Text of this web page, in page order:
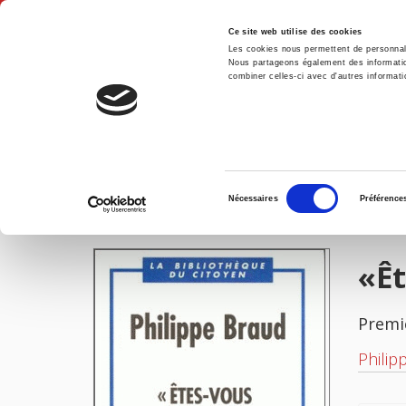
Ce site web utilise des cookies
Les cookies nous permettent de
Nous partageons également des
combiner celles-ci avec d'autres
consentement
Nécessaires
IMAGES